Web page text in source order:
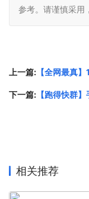
参考。请谨慎采用
上一篇: 【全网最真
下一篇: 【跑得快群
相关推荐